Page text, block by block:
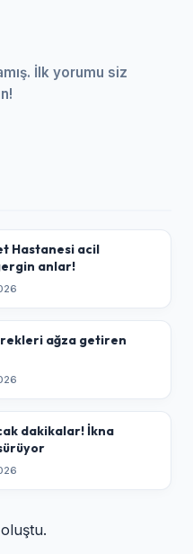
İlk yorumu siz
Hastanesi acil
anlar!
ağza getiren
dakikalar! İkna